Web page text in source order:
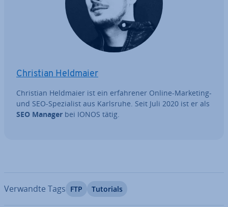
Christian Heldmaier
Christian Heldmaier ist ein er­fah­re­ner Online-Marketing-
und SEO-Spe­zia­list aus Karlsruhe. Seit Juli 2020 ist er als
SEO Manager bei IONOS tätig.
Verwandte Tags FTP Tutorials